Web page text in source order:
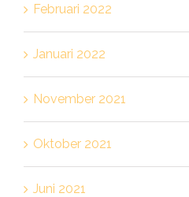
Februari 2022
Januari 2022
November 2021
Oktober 2021
Juni 2021